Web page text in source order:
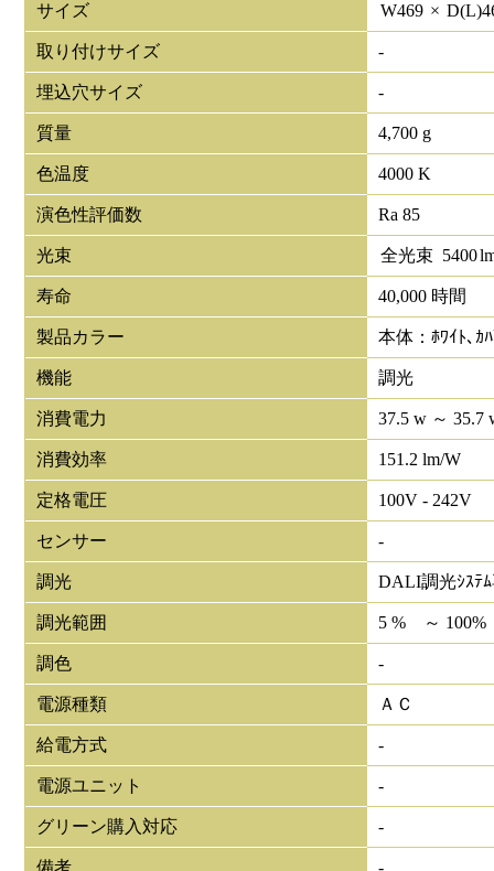
サイズ W469 × D(L)
取り付けサイズ -
埋込穴サイズ -
質量 4,700 g
色温度 4000 K
演色性評価数 Ra 85
光束 全光束 5400
寿命 40,000 時間
製品カラー 本体：ﾎﾜｲﾄ､ｶ
機能 調光
消費電力 37.5 w ～ 35.7
消費効率 151.2 lm/W
定格電圧 100V - 242V
センサー -
調光 DALI調光ｼｽﾃ
調光範囲 5 % ～ 100%
調色 -
電源種類 ＡＣ
給電方式 -
電源ユニット -
グリーン購入対応 -